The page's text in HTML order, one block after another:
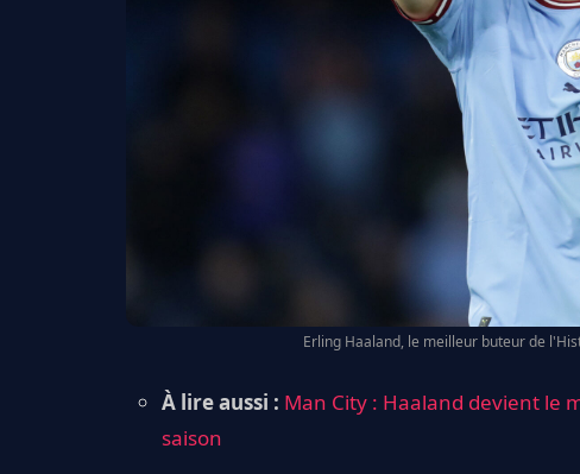
Erling Haaland, le meilleur buteur de
À lire aussi : Man City : Haaland devient le
saison